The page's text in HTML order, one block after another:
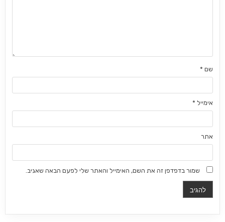
שם *
אימייל *
אתר
שמור בדפדפן זה את השם, האימייל והאתר שלי לפעם הבאה שאגיב.